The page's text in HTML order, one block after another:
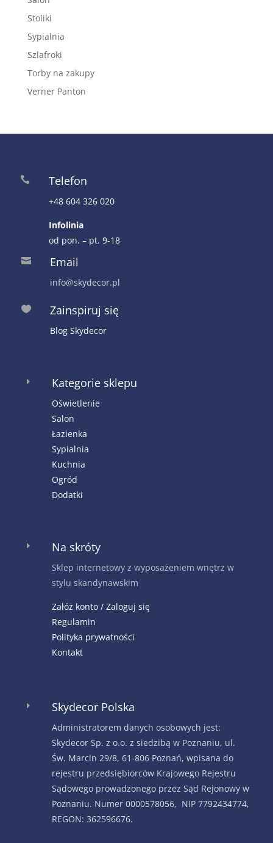
Stoliki
Sypialnia
Szlafroki
Torby na zakupy
Verner Panton
 Telefon
+48 604 326 020
Infolinia
od pon. – pt. 9-18
 Email
info@skydecor.pl
 Zainspiruj się
Blog Skydecor
E Kategorie sklepu
Oświetlenie
Salon
Łazienka
Sypialnia
Kuchnia
Ogród
Dodatki
E Na skróty
Sklep internetowy z wyposażeniem wnętrz w
stylu skandynawskim
Załóż konto / Zaloguj się
Regulamin
Polityka prywatności
Kontakt
E Skydecor Polska
Administratorem danych osobowych jest:
Skydecor Sp. z o.o. z siedzibą w Poznaniu, ul.
Św. Marcin 29/8, 61-806 Poznań, wpisana do
rejestru przedsiębiorców Krajowego Rejestru
Sądowego prowadzonego przez Sąd Rejonowy w
Poznaniu. Numer 0000578056, NIP 7792434774,
REGON: 362596676.